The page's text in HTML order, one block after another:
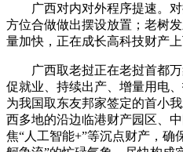
广西对内对外程序提速。对
方位合做做出摆设放置；老树
量加快，正在成长高科技财产上
广西取老挝正在老挝首都万
促就业、持续出产、增量用电
为我国取东友邦家签定的首小
西多地的沿边临港财产园区、
焦“人工智能+”等沉点财产，确